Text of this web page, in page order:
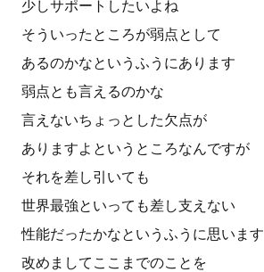
少しサポートしたいよね
そういったところが弱点として
あるのかなというふうにあります
弱点とも言えるのかな
言えないちょっとした欠点が
ありますよというところなんですが
それを差し引いても
世界最強といっても差し支えない
性能だったかなというふうに思います
改めましてここまでのことを